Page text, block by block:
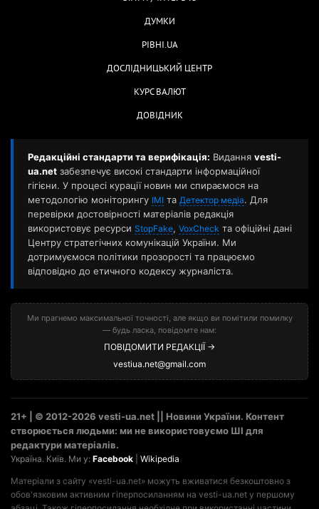
ДУМКИ
РІВНІ.UA
ДОСЛІДНИЦЬКИЙ ЦЕНТР
КУРС ВАЛЮТ
ДОВІДНИК
Редакційні стандарти та верифікація: Видання vesti-
ua.net забезпечує високі стандарти інформаційної
гігієни. У процесі курації новин ми спираємося на
методологію моніторингу ІМІ та Детектор медіа. Для
перевірки достовірності матеріалів редакція
використовує ресурси StopFake, VoxCheck та офіційні дані
Центру стратегічних комунікацій України. Ми
дотримуємося політики прозорості та працюємо
відповідно до етичного кодексу журналіста.
Ми прагнемо максимальної точності, але якщо ви помітили помилку
— будь ласка, повідомте нам:
ПОВІДОМИТИ РЕДАКЦІЇ →
vestiua.net@gmail.com
21+ | © 2012-2026 vesti-ua.net || Новини України. Контент
створюється людьми: ми не використовуємо ШІ для
редактури матеріалів.
Україна. Київ. Ми у: Facebook Wikipedia
Матеріали з сайту «vesti-ua.net» можуть вживатися безкоштовно з
обов'язковим активним гіперпосиланням на vesti-ua.net у першому